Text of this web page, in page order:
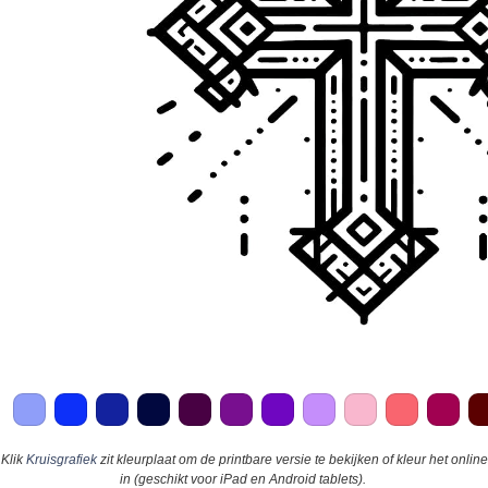
KlikKruisgrafiekzit kleurplaat om de printbare versie te bekijken of kleur het online
in (geschikt voor iPad en Android tablets).